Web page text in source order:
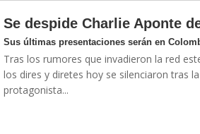
Se despide Charlie Aponte
Sus últimas presentaciones serán en
Tras los rumores que invadieron la red
los dires y diretes hoy se silenciaron tras
protagonista...